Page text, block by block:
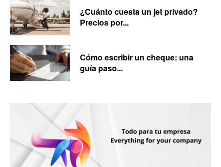
¿Cuánto cuesta un jet privado?
Precios por...
Cómo escribir un cheque: una
guía paso...